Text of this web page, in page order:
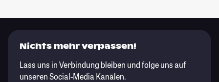
Nichts mehr verpassen!
Lass uns in Verbindung bleiben und folge uns auf
unseren Social-Media Kanälen.